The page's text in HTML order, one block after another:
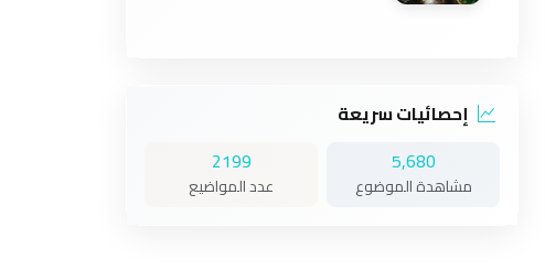
إحصائيات سريعة
5,680
مشاهدة الموضوع
2199
عدد المواضيع